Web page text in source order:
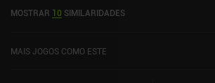
tempo para planejar e criar estratégias.
mais inimigos aparecerão. Quando morremos,
MOSTRAR 10 SIMILARIDADES
MAIS JOGOS COMO ESTE